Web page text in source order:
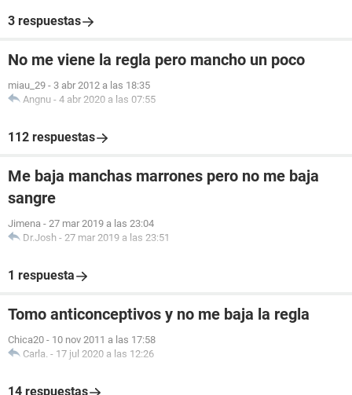
3 respuestas
No me viene la regla pero mancho un poco
miau_29 - 3 abr 2012 a las 18:35
Angnu - 4 abr 2020 a las 07:55
112 respuestas
Me baja manchas marrones pero no me baja
sangre
Jimena - 27 mar 2019 a las 23:04
Dr.Josh - 27 mar 2019 a las 23:51
1 respuesta
Tomo anticonceptivos y no me baja la regla
Chica20 - 10 nov 2011 a las 17:58
Carla. - 17 jul 2020 a las 12:26
14 respuestas